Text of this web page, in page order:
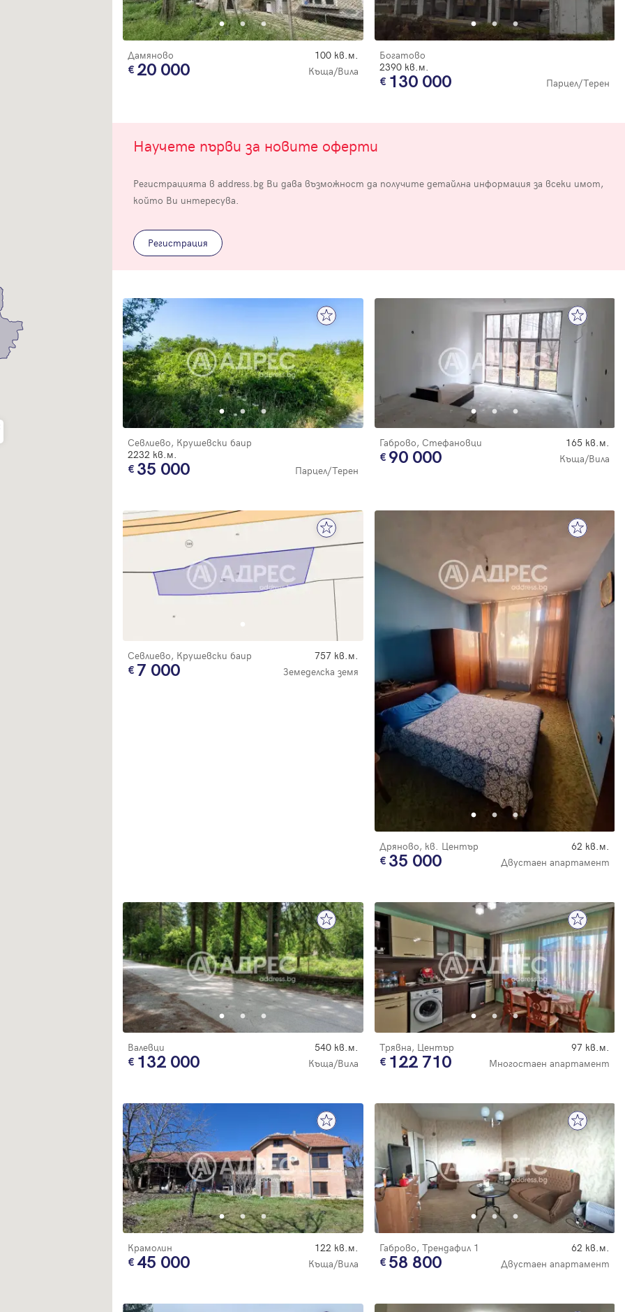
Дамяново 100 кв.м.
20 000 Къща/Вила
Богатово
2390 кв.м.
130 000 Парцел/Терен
Научете първи за новите оферти
Регистрацията в address.bg Ви дава възможност да получите детайлна информация за всеки имот,
който Ви интересува.
Регистрация
Севлиево, Крушевски баир
2232 кв.м.
35 000 Парцел/Терен
Габрово, Стефановци 165 кв.м.
90 000 Къща/Вила
Севлиево, Крушевски баир 757 кв.м.
7 000 Земеделска земя
Дряново, кв. Център 62 кв.м.
35 000 Двустаен апартамент
Валевци 540 кв.м.
132 000 Къща/Вила
Трявна, Център 97 кв.м.
122 710 Многостаен апартамент
Крамолин 122 кв.м.
45 000 Къща/Вила
Габрово, Трендафил 1 62 кв.м.
58 800 Двустаен апартамент
Успех!
Благодарим ви! Проверете имейл адрес си, за да активирате
Успех!
Благодарим ви! Очаквайте скоро да се свържем с вас!
Продължи с Google
или влезте с имейл
Парола
Забравена парола
Регистрация